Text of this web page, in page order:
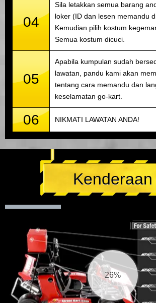
04
Sila letakkan semua barang
loker (ID dan lesen memandu
Kemudian pilih kostum
Semua kostum dicuci.
05
Apabila kumpulan sudah
lawatan, pandu kami akan
tentang cara memandu dan
keselamatan go-kart.
06 NIKMATI LAWATAN ANDA!
Kenderaan
27%